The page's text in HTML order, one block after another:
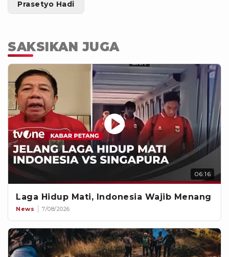
Prasetyo Hadi
SAKSIKAN JUGA
06:16
Laga Hidup Mati, Indonesia Wajib Menang
News 7/08/2026